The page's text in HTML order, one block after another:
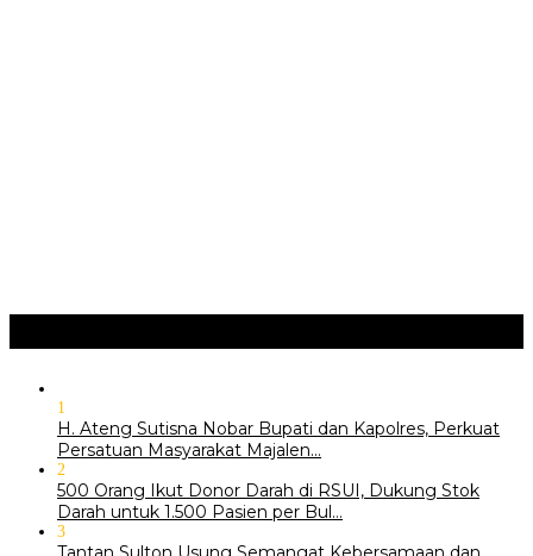
1
H. Ateng Sutisna Nobar Bupati dan Kapolres, Perkuat
Persatuan Masyarakat Majalen…
2
500 Orang Ikut Donor Darah di RSUI, Dukung Stok
Darah untuk 1.500 Pasien per Bul…
3